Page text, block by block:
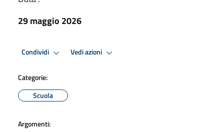
29 maggio 2026
Condividi Vedi azioni
Categorie:
Scuola
Argomenti: